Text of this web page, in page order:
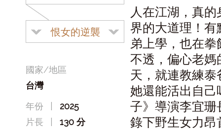
恨女的逆襲
國家/地區
台灣
年份
2025
片長
130 分
人在江湖，真
界的大道理！
弟上學，也在
不透，偏心老
天，就連教練
她還能活出自
子》導演李宜
錄下野生女力